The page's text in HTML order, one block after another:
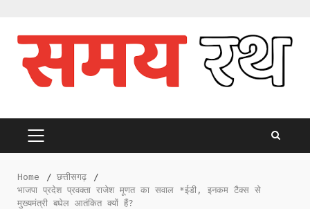
content
PRIMARY
Home
छत्तीसगढ़
भाजपा प्रदेश प्रवक्ता राजेश मूणत का सवाल *ईडी, इनकम टैक्स से
मुख्यमंत्री बघेल आतंकित क्यों हैं?